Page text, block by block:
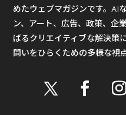
めたウェブマガジンです。AI
ン、アート、広告、政策、企
ばるクリエイティブな解決策
問いをひらくための多様な視